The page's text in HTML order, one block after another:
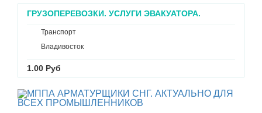
ГРУЗОПЕРЕВОЗКИ. УСЛУГИ ЭВАКУАТОРА.
Транспорт
Владивосток
1.00 Руб